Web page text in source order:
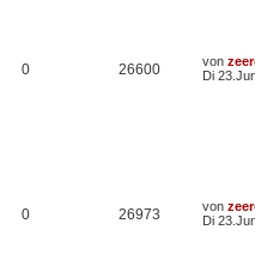
0 26600 von
Di
0 26973 von
Di